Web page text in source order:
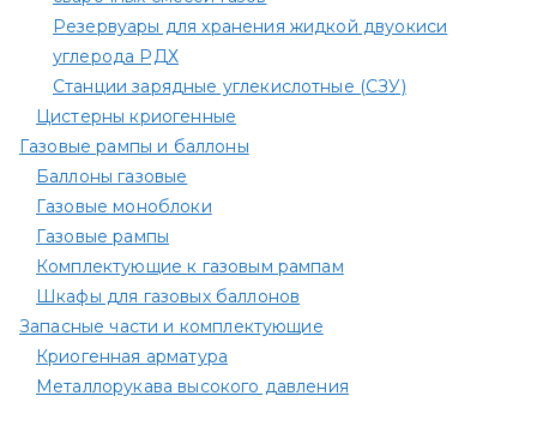
Резервуары для хранения жидкой двуокиси
углерода РДХ
Станции зарядные углекислотные (СЗУ)
Цистерны криогенные
Газовые рампы и баллоны
Баллоны газовые
Газовые моноблоки
Газовые рампы
Комплектующие к газовым рампам​
Шкафы для газовых баллонов
Запасные части и комплектующие
Криогенная арматура
Металлорукава высокого давления